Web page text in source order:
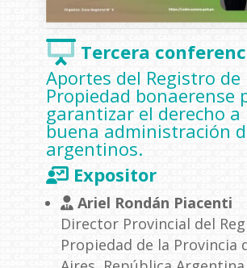
Tercera
Aportes del Registro de
Propiedad bonaerense
garantizar el derecho a
buena administración
argentinos.
Expositor
Ariel Rondán Piacenti
Director Provincial del
Propiedad de la Provincia